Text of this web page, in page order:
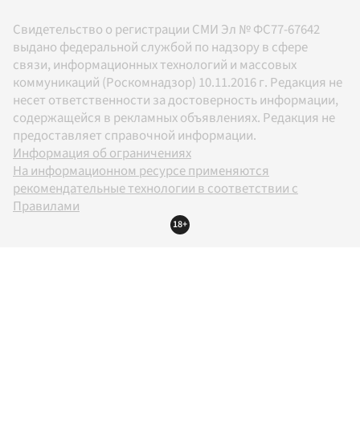
Свидетельство о регистрации СМИ Эл № ФС77-67642
выдано федеральной службой по надзору в сфере
связи, информационных технологий и массовых
коммуникаций (Роскомнадзор) 10.11.2016 г. Редакция не
несет ответственности за достоверность информации,
содержащейся в рекламных объявлениях. Редакция не
предоставляет справочной информации.
Информация об ограничениях
На информационном ресурсе применяются
рекомендательные технологии в соответствии с
Правилами
18+